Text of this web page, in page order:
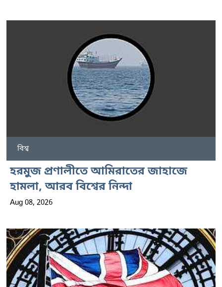
বিশ্ব
হরমুজ প্রণালীতে আমিরাতের জাহাজে
হামলা, আরব বিশ্বের নিন্দা
Aug 08, 2026